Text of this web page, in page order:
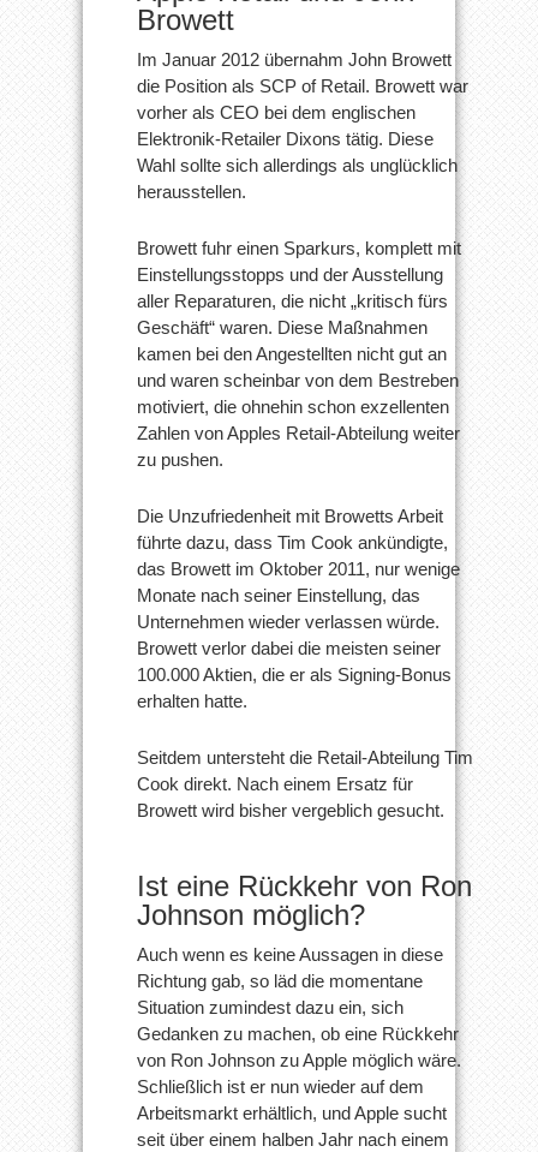
Browett
Im Januar 2012 übernahm John Browett
die Position als SCP of Retail. Browett war
vorher als CEO bei dem englischen
Elektronik-Retailer Dixons tätig. Diese
Wahl sollte sich allerdings als unglücklich
herausstellen.
Browett fuhr einen Sparkurs, komplett mit
Einstellungsstopps und der Ausstellung
aller Reparaturen, die nicht „kritisch fürs
Geschäft“ waren. Diese Maßnahmen
kamen bei den Angestellten nicht gut an
und waren scheinbar von dem Bestreben
motiviert, die ohnehin schon exzellenten
Zahlen von Apples Retail-Abteilung weiter
zu pushen.
Die Unzufriedenheit mit Browetts Arbeit
führte dazu, dass Tim Cook ankündigte,
das Browett im Oktober 2011, nur wenige
Monate nach seiner Einstellung, das
Unternehmen wieder verlassen würde.
Browett verlor dabei die meisten seiner
100.000 Aktien, die er als Signing-Bonus
erhalten hatte.
Seitdem untersteht die Retail-Abteilung Tim
Cook direkt. Nach einem Ersatz für
Browett wird bisher vergeblich gesucht.
Ist eine Rückkehr von Ron
Johnson möglich?
Auch wenn es keine Aussagen in diese
Richtung gab, so läd die momentane
Situation zumindest dazu ein, sich
Gedanken zu machen, ob eine Rückkehr
von Ron Johnson zu Apple möglich wäre.
Schließlich ist er nun wieder auf dem
Arbeitsmarkt erhältlich, und Apple sucht
seit über einem halben Jahr nach einem